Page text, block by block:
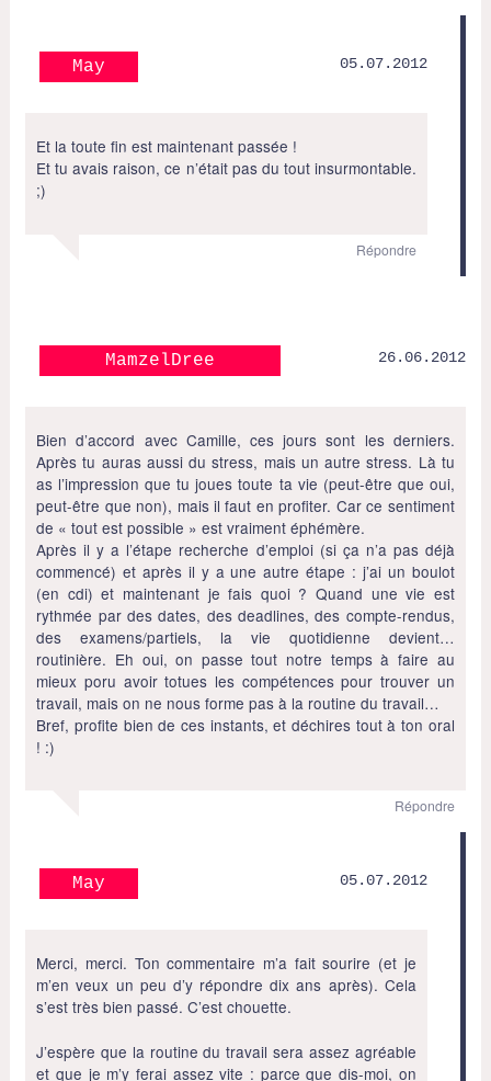
May 05.07.2012
Et la toute fin est maintenant passée !
Et tu avais raison, ce n’était pas du tout insurmontable.
;)
Répondre
MamzelDree 26.06.2012
Bien d’accord avec Camille, ces jours sont les derniers.
Après tu auras aussi du stress, mais un autre stress. Là tu
as l’impression que tu joues toute ta vie (peut-être que oui,
peut-être que non), mais il faut en profiter. Car ce sentiment
de « tout est possible » est vraiment éphémère.
Après il y a l’étape recherche d’emploi (si ça n’a pas déjà
commencé) et après il y a une autre étape : j’ai un boulot
(en cdi) et maintenant je fais quoi ? Quand une vie est
rythmée par des dates, des deadlines, des compte-rendus,
des examens/partiels, la vie quotidienne devient…
routinière. Eh oui, on passe tout notre temps à faire au
mieux poru avoir totues les compétences pour trouver un
travail, mais on ne nous forme pas à la routine du travail…
Bref, profite bien de ces instants, et déchires tout à ton oral
! :)
Répondre
May 05.07.2012
Merci, merci. Ton commentaire m’a fait sourire (et je
m’en veux un peu d’y répondre dix ans après). Cela
s’est très bien passé. C’est chouette.
J’espère que la routine du travail sera assez agréable
et que je m’y ferai assez vite : parce que dis-moi, on